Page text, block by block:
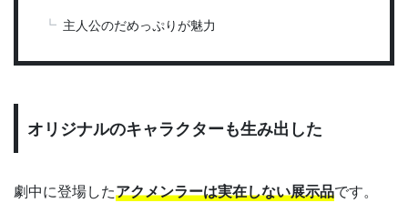
主人公のだめっぷりが魅力
オリジナルのキャラクターも生み出した
劇中に登場したアクメンラーは実在しない展示品です。